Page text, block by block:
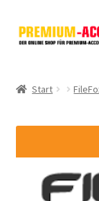
Zur
Navigation
Zum
Inhalt
Depositfiles
Start